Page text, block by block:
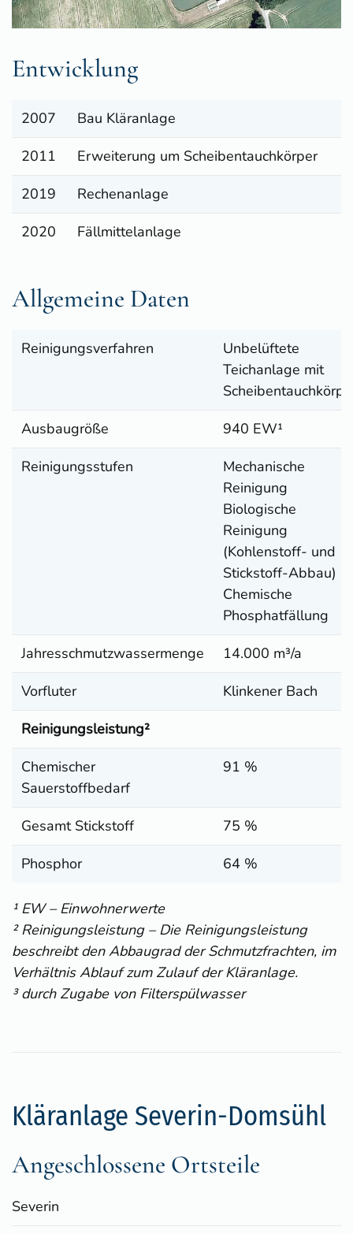
Entwicklung
2007
Bau Kläranlage
2011
Erweiterung um Scheibentauchkörper
2019
Rechenanlage
2020
Fällmittelanlage
Allgemeine Daten
Reinigungsverfahren
Unbelüftete
Teichanlage mit
Ausbaugröße
940 EW¹
Reinigungsstufen
Mechanische
Reinigung
Biologische
Reinigung
(Kohlenstoff- und
Stickstoff-Abbau)
Chemische
Phosphatfällung
Jahresschmutzwassermenge
14.000 m³/a
Vorfluter
Klinkener Bach
Reinigungsleistung²
Chemischer
Sauerstoffbedarf
91 %
Gesamt Stickstoff
75 %
Phosphor
64 %
¹ EW – Einwohnerwerte
² Reinigungsleistung – Die Reinigungsleistung
beschreibt den Abbaugrad der Schmutzfrachten, im
Verhältnis Ablauf zum Zulauf der Kläranlage.
³ durch Zugabe von Filterspülwasser
Kläranlage Severin-Domsühl
Angeschlossene Ortsteile
Severin